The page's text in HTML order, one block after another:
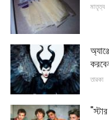
মাতৃত্ব
তারকা